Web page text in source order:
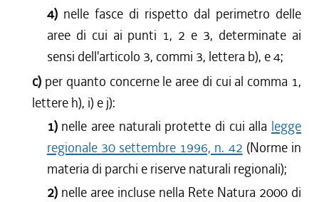
4) nelle fasce di rispetto dal perimetro delle
aree di cui ai punti 1, 2 e 3, determinate ai
sensi dell'articolo 3, commi 3, lettera b), e 4;
c) per quanto concerne le aree di cui al comma 1,
lettere h), i) e j):
1) nelle aree naturali protette di cui alla legge
regionale 30 settembre 1996, n. 42 (Norme in
materia di parchi e riserve naturali regionali);
2) nelle aree incluse nella Rete Natura 2000 di